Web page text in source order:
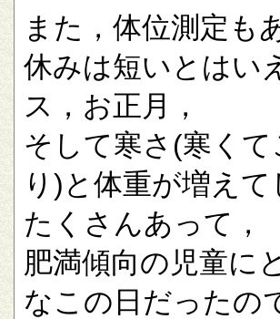
また，体位測定も
休みは短いとはい
ス，お正月，
そして寒さ(寒く
り)と体重が増え
たくさんあって，
肥満傾向の児童に
なこの日だったの